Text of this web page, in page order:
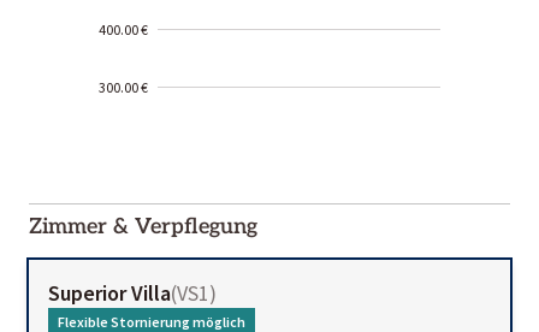
400.00 €
300.00 €
01-02
Zimmer & Verpflegung
Superior Villa(VS1)
Flexible Stornierung möglich